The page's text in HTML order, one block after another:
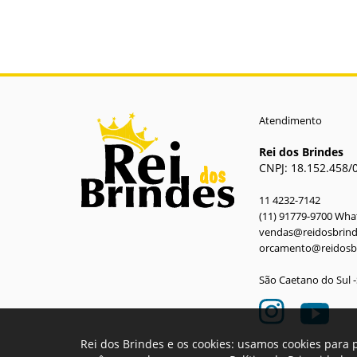
Atendimento
Rei dos Brindes
CNPJ: 18.152.458/
11 4232-7142
(11) 91779-9700
São Caetano do Sul
Rei dos Brindes e os cookies: usamos cookies